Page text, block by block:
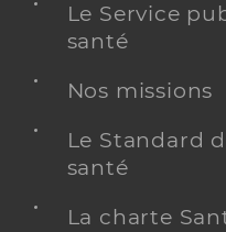
Le Service
santé
Nos missions
Le Standard
santé
La charte